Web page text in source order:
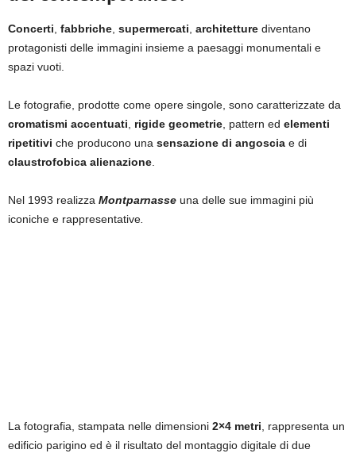
Concerti, fabbriche, supermercati, architetture diventano
protagonisti delle immagini insieme a paesaggi monumentali e
spazi vuoti.
Le fotografie, prodotte come opere singole, sono caratterizzate da
cromatismi accentuati, rigide geometrie, pattern ed elementi
ripetitivi che producono una sensazione di angoscia e di
claustrofobica alienazione.
Nel 1993 realizza Montparnasse una delle sue immagini più
iconiche e rappresentative.
La fotografia, stampata nelle dimensioni 2×4 metri, rappresenta un
edificio parigino ed è il risultato del montaggio digitale di due